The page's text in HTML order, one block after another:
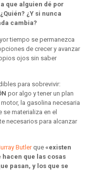
que alguien dé por
¿Y si nunca
cambia?
tiempo se permanezca
de crecer y avanzar
ojos sin saber
para sobrevivir:
por algo y tener un plan
la gasolina necesaria
materializa en el
necesarios para alcanzar
Butlerque«existen
que las cosas
pasan, y los que se